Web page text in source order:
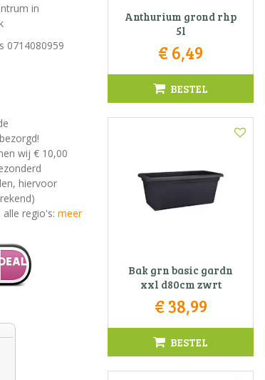
Anthurium grond rhp
5l
€ 6,49
BESTEL
Bak grn basic gardn
xxl d80cm zwrt
€38,99
BESTEL
in
0714080959
wij € 10,00
hiervoor
regio's: meer